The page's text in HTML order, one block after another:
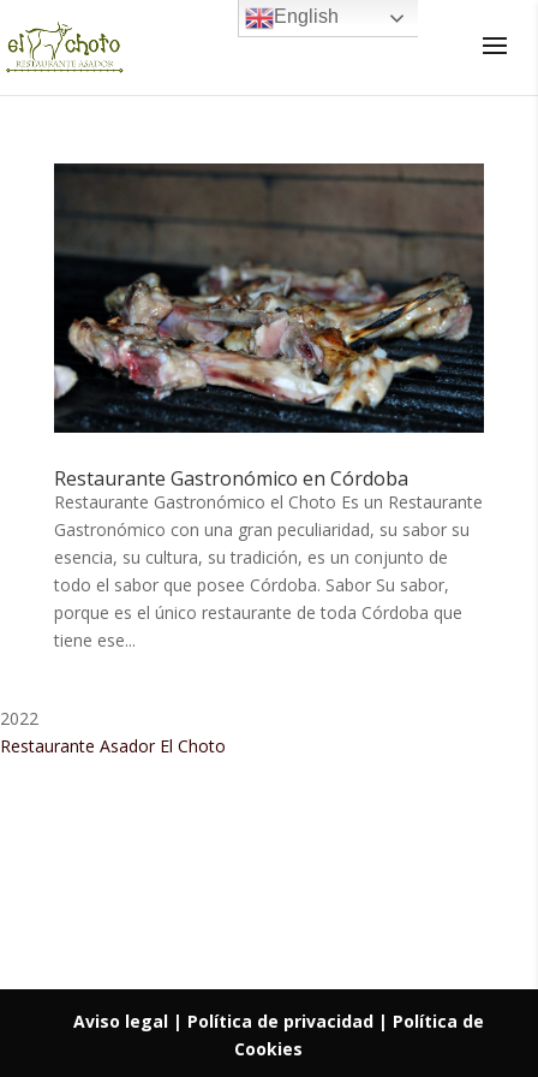
Restaurante Gastronómico en Córdoba
Restaurante Gastronómico el Choto Es un Restaurante
Gastronómico con una gran peculiaridad, su sabor su
esencia, su cultura, su tradición, es un conjunto de
todo el sabor que posee Córdoba. Sabor Su sabor,
porque es el único restaurante de toda Córdoba que
tiene ese...
2022
Restaurante Asador El Choto
×
Aviso legal | Política de privacidad | Política de
Cookies
English